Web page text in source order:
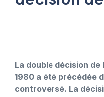
La double décision de
1980 a été précédée
controversé. La